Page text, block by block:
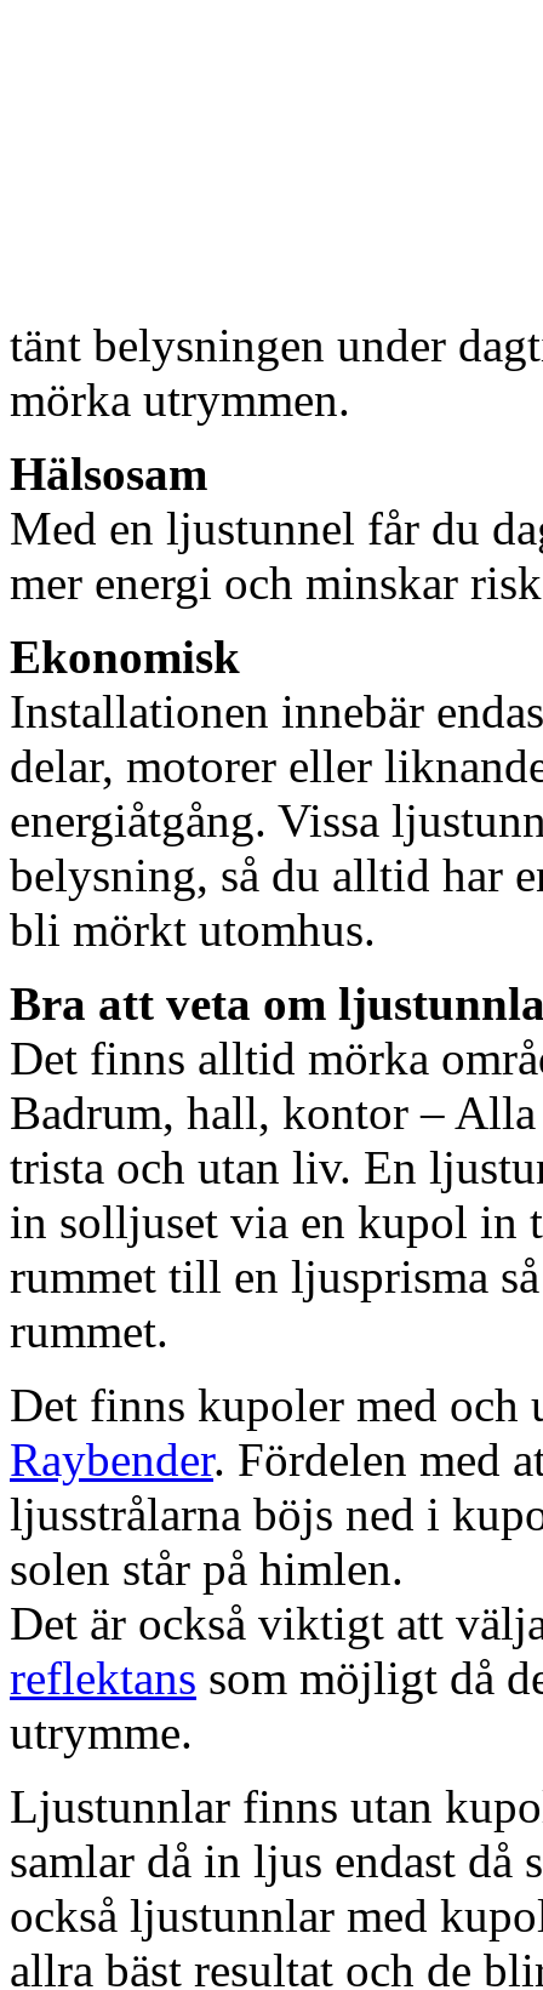
tänt belysningen under
mörka utrymmen.
Hälsosam
Med en ljustunnel får du
mer energi och minskar
Ekonomisk
Installationen innebär
delar, motorer eller
energiåtgång. Vissa
belysning, så du alltid har
bli mörkt utomhus.
Bra att veta om
Det finns alltid mörka
Badrum, hall, kontor – Alla
trista och utan liv. En
in solljuset via en kupol in
rummet till en ljusprisma
rummet.
Det finns kupoler med och
Raybender. Fördelen med
ljusstrålarna böjs ned i
solen står på himlen.
Det är också viktigt att
reflektans som möjligt då
utrymme.
Ljustunnlar finns utan
samlar då in ljus endast då
också ljustunnlar med
allra bäst resultat och de